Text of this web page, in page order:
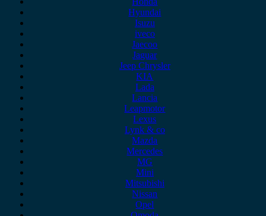
Hyundai
Isuzu
iveco
Jaecoo
Jaguar
Jeep Chrysler
KIA
Lada
Lancia
Leapmotor
Lexus
Lynk & co
Mazda
Mercedes
MG
Mini
Mitsubishi
Nissan
Opel